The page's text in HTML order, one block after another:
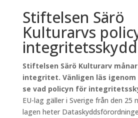
Stiftelsen Särö
Kulturarvs
integritetsskydd
Stiftelsen Särö Kulturarv
integritet. Vänligen läs
se vad policyn för
EU-lag gäller i Sverige från den 25
lagen heter